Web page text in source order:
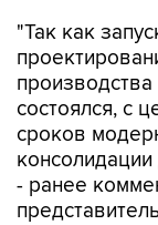
"Так как
состоялся, с
сроков
консолидации
- ранее